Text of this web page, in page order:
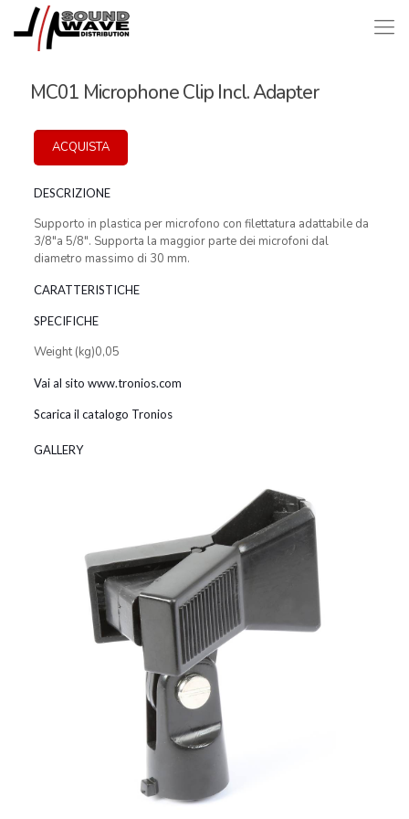
MC01 Microphone Clip Incl. Adapter
ACQUISTA
DESCRIZIONE
Supporto in plastica per microfono con filettatura adattabile da
3/8″a 5/8″. Supporta la maggior parte dei microfoni dal
diametro massimo di 30 mm.
CARATTERISTICHE
SPECIFICHE
Weight (kg)0,05
Vai al sito www.tronios.com
Scarica il catalogo Tronios
GALLERY